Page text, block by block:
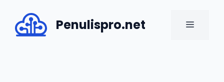
content
Penulispro.net MENU